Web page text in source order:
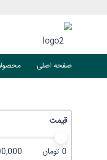
صفحه اصلی
قیمت
0 تومان